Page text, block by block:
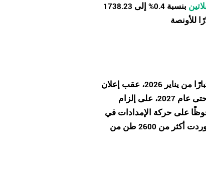
بنسبة 0.4% إلى 1738.23
تواجه سوق الفضة العالمية، التي تعاني بالفعل من شح المعروض، مخاطر إضافية اعتبارًا من يناير 2026، عقب إعلان
وتنص السياسة الجديدة، التي ستمتد حتى عام 2027، على إلزام
على حركة الإمدادات في
وفي مؤشر على قوة الطلب الفعلي، أظهرت البيانات أن الهند استوردت أكثر من 2600 طن من